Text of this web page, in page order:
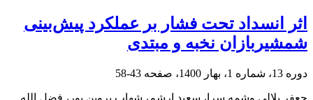
اثر انسداد تحت فشار بر عملکرد پیش‌بینی
شمشیربازان نخبه و مبتدی
دوره 13، شماره 1، بهار 1400، صفحه 43-58
جعفر بلالی وشمه سرا، سعید ارشم، شهاب پروین پور، فضل الله